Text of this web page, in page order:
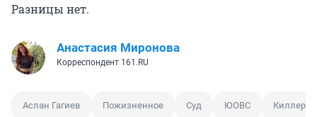
Разницы нет.
Анастасия Миронова
Корреспондент 161.RU
Аслан Гагиев Пожизненное Суд ЮОВС Киллер